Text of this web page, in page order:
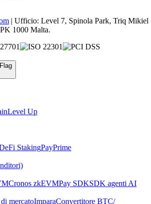
| Ufficio: Level 7, Spinola Park, Triq Mikiel
1000 Malta.
Level Up
StakingPayPrime
Cronos zkEVMPay SDKSDK agenti AI
mercatoImparaConvertitore BTC/